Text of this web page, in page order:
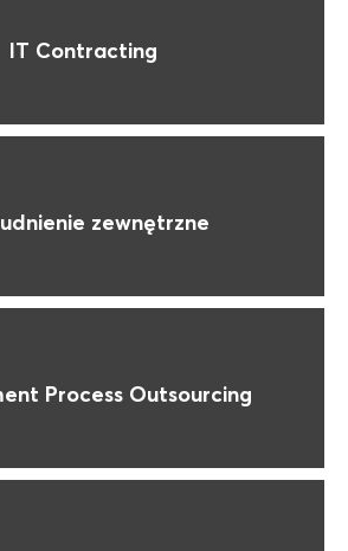
Zleć projekt
IT Contracting
zewnętrzne
Process Outsourcing